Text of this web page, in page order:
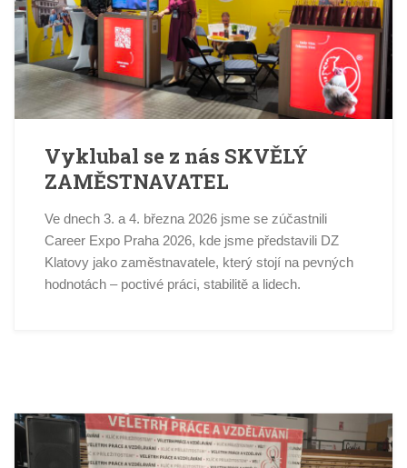
Vyklubal se z nás SKVĚLÝ
ZAMĚSTNAVATEL
Ve dnech 3. a 4. března 2026 jsme se zúčastnili
Career Expo Praha 2026, kde jsme představili DZ
Klatovy jako zaměstnavatele, který stojí na pevných
hodnotách – poctivé práci, stabilitě a lidech.